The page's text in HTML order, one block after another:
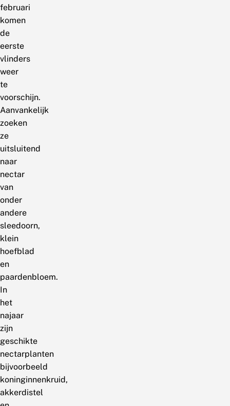
februari
komen
de
eerste
vlinders
weer
te
voorschijn.
Aanvankelijk
zoeken
ze
uitsluitend
naar
nectar
van
onder
andere
sleedoorn,
klein
hoefblad
en
paardenbloem.
In
het
najaar
zijn
geschikte
nectarplanten
bijvoorbeeld
koninginnenkruid,
akkerdistel